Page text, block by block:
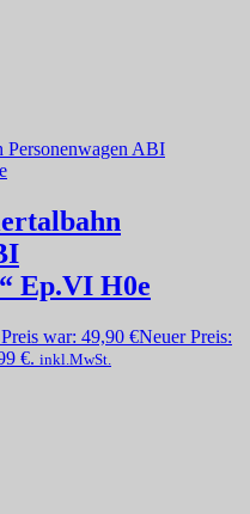
Ep.VI H0e
war: 49,90 €Neuer Preis:
€. inkl.MwSt.